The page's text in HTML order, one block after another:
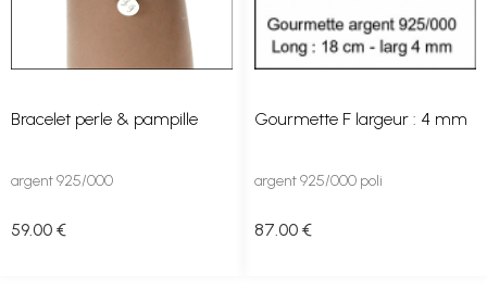
Bracelet perle & pampille
argent 925/000
59.00 €
Gourmette F largeur : 4 mm
argent 925/000 poli
87 .00 €